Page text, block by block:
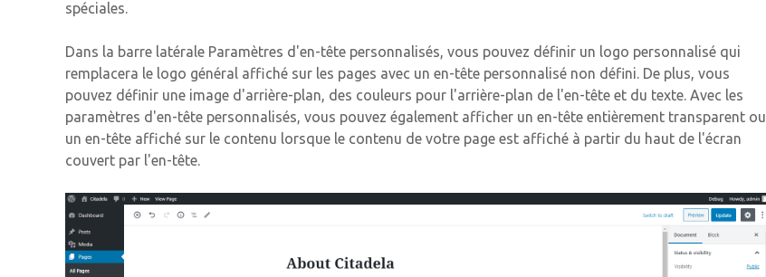
spéciales.
Dans la barre latérale Paramètres d'en-tête personnalisés, vous pouvez définir un logo personnalisé qui
remplacera le logo général affiché sur les pages avec un en-tête personnalisé non défini. De plus, vous
pouvez définir une image d'arrière-plan, des couleurs pour l'arrière-plan de l'en-tête et du texte. Avec les
paramètres d'en-tête personnalisés, vous pouvez également afficher un en-tête entièrement transparent ou
un en-tête affiché sur le contenu lorsque le contenu de votre page est affiché à partir du haut de l'écran
couvert par l'en-tête.